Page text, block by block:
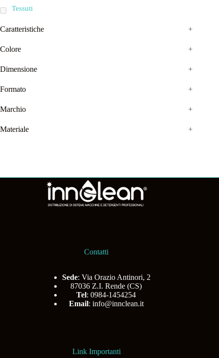
Tessuti
Caratteristiche +
Colore +
Dimensione +
Formato +
Marchio +
Materiale +
Contatti
Sede: Via Orazio Antinori, 2
87036 Z.I. Rende (CS)
Tel: 0984-1454254
Email: info@innclean.it
Link Importanti